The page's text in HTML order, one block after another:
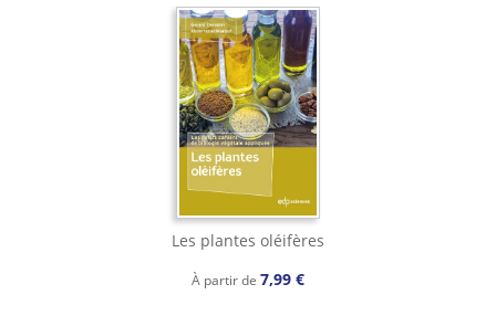
Les plantes oléifères
À partir de 7,99 €